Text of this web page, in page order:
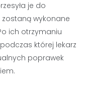
je do
wykonane
ich otrzymaniu
której lekarz
poprawek